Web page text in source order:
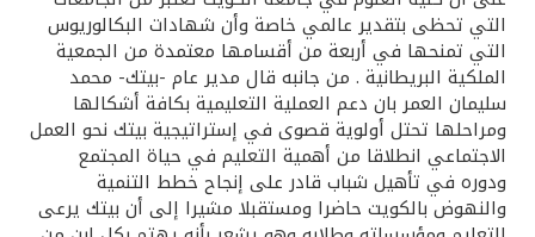
ماليزيا
تركيا
مصر
التي تحظى بتقدير عالمي خاصة وأن شهادات البكالوريوس
التي تمنحها في أربعة من أقسامها معتمدة من الجمعية
الملكية البريطانية . من جانبه قال مدير عام -بيتك- محمد
سليمان العمر بان دعم العملية التعليمية بكافة أشكالها
ومراحلها تحتل أولوية قصوى في إستراتيجية بيتك نحو العمل
الاجتماعي انطلاقا من أهمية التعليم في حياة المجتمع
ودوره في تأهيل شباب قادر على إنجاح خطط التنمية
والنهوض بالكويت حاضرا ومستقبلا مشيرا إلى أن بيتك يرعى